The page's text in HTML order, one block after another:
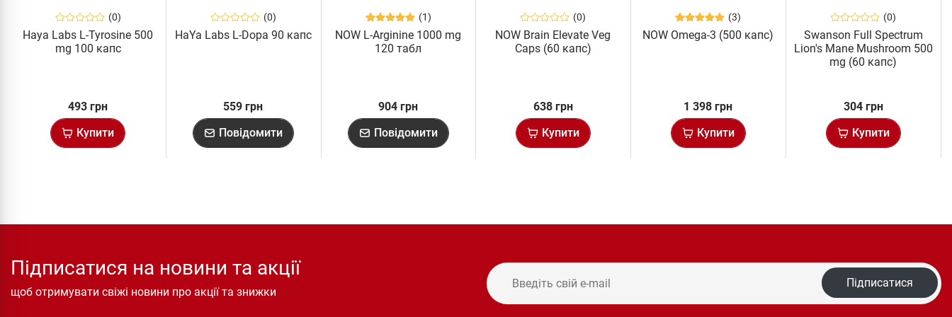
(0)
Haya Labs L-Tyrosine 500
mg 100 капс
493 грн
Купити
(0)
HaYa Labs L-Dopa 90 капс
559 грн
Повідомити
(1)
NOW L-Arginine 1000 mg
120 табл
904 грн
Повідомити
(0)
NOW Brain Elevate Veg
Caps (60 капс)
638 грн
Купити
(3)
NOW Omega-3 (500 капс)
1 398 грн
Купити
(0)
Swanson Full Spectrum
Lion's Mane Mushroom 500
mg (60 капс)
304 грн
Купити
Підписатися на новини та акції
щоб отримувати свіжі новини про акції та знижки
Підписатися